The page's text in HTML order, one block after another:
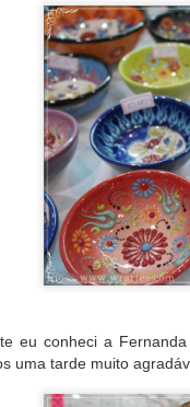
eu conheci a
uma tarde muito